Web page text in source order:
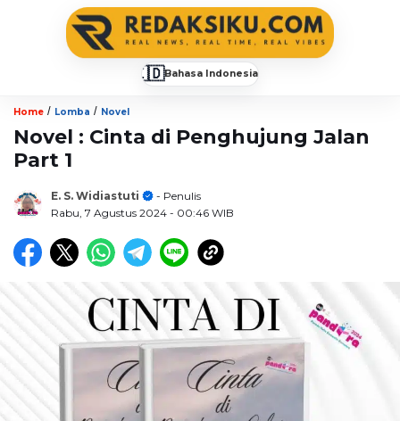
🇮🇩Bahasa Indonesia
Home / Lomba / Novel
Novel : Cinta di Penghujung Jalan
Part 1
E. S. Widiastuti
- Penulis
Rabu, 7 Agustus 2024 - 00:46 WIB